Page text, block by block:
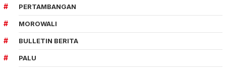
PERTAMBANGAN
MOROWALI
BULLETIN BERITA
PALU